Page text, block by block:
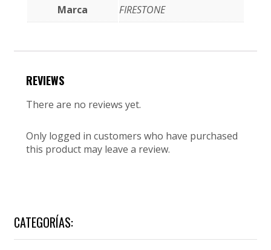
Marca
FIRESTONE
REVIEWS
There are no reviews yet.
Only logged in customers who have purchased
this product may leave a review.
CATEGORÍAS: